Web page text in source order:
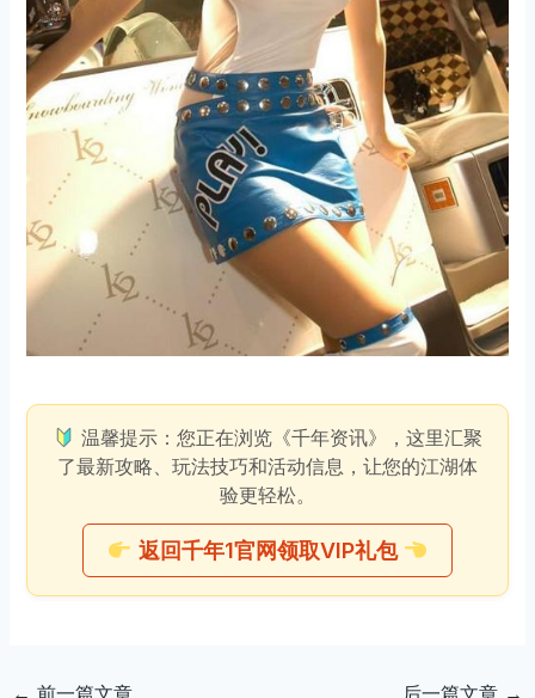
温馨提示：您正在浏览《千年资讯》，这里汇聚
了最新攻略、玩法技巧和活动信息，让您的江湖体
验更轻松。
返回千年1官网领取VIP礼包
← 前一篇文章 后一篇文章 →